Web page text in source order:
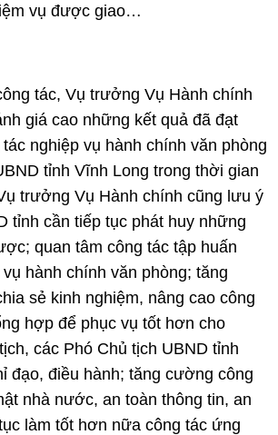
vụ được giao…
tác, Vụ trưởng Vụ Hành chính
giá cao những kết quả đã đạt
nghiệp vụ hành chính văn phòng
tỉnh Vĩnh Long trong thời gian
trưởng Vụ Hành chính cũng lưu ý
tỉnh cần tiếp tục phát huy những
quan tâm công tác tập huấn
hành chính văn phòng; tăng
sẻ kinh nghiệm, nâng cao công
hợp để phục vụ tốt hơn cho
các Phó Chủ tịch UBND tỉnh
đạo, điều hành; tăng cường công
nhà nước, an toàn thông tin, an
làm tốt hơn nữa công tác ứng